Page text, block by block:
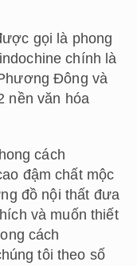
gọi là phong
chính là
Đông và
nền văn hóa
cách
đậm chất mộc
đồ nội thất đưa
và muốn thiết
cách
tôi theo số